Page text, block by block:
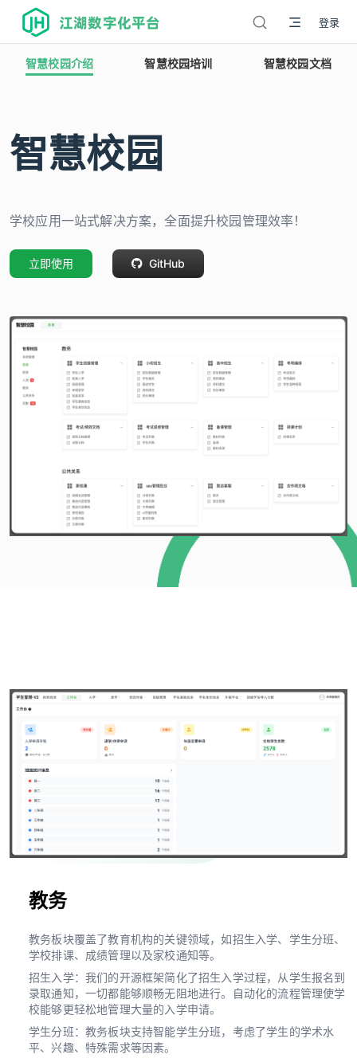
江湖数字化平台 登录
智慧校园介绍 智慧校园培训 智慧校园文档
智慧校园
学校应用一站式解决方案，全面提升校园管理效率！
立即使用 GitHub
教务
教务板块覆盖了教育机构的关键领域，如招生入学、学生分班、
学校排课、成绩管理以及家校通知等。
招生入学：我们的开源框架简化了招生入学过程，从学生报名到
录取通知，一切都能够顺畅无阻地进行。自动化的流程管理使学
校能够更轻松地管理大量的入学申请。
学生分班：教务板块支持智能学生分班，考虑了学生的学术水
平、兴趣、特殊需求等因素。